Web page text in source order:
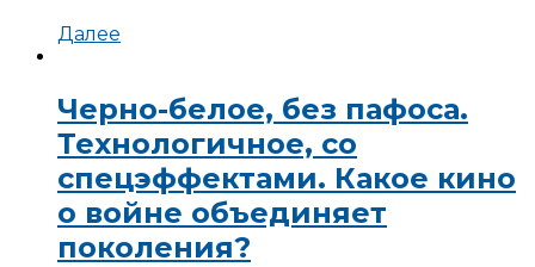
Далее
Черно-белое, без пафоса.
Технологичное, со
спецэффектами. Какое кино
о войне объединяет
поколения?